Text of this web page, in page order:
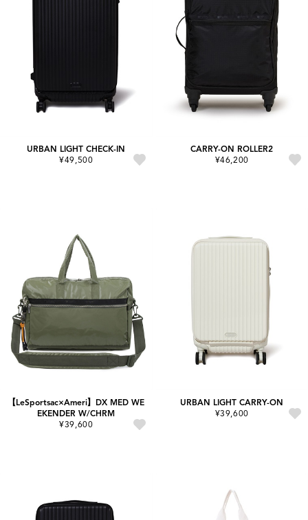
URBAN LIGHT CHECK-IN
¥49,500
CARRY-ON ROLLER2
¥46,200
【LeSportsac×Ameri】DX MED WE
EKENDER W/CHRM
¥39,600
URBAN LIGHT CARRY-ON
¥39,600